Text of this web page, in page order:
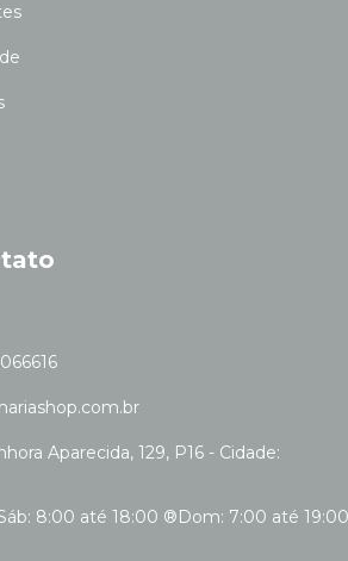
Aparecida, 129, P16 - Cidade: